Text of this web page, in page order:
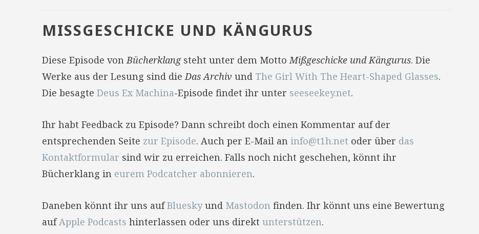
MISSGESCHICKE UND KÄNGURUS
Diese Episode vonBücherklangsteht unter dem MottoMißgeschicke und Kängurus. Die
Werke aus der Lesung sind dieDas Archiv und The Girl With The Heart-Shaped Glasses.
Die besagte Deus Ex Machina-Episode findet ihr unter seeseekey.net.
Ihr habt Feedback zu Episode? Dann schreibt doch einen Kommentar auf der
entsprechenden Seite zur Episode. Auch per E-Mail an info@t1h.net oder über das
Kontaktformular sind wir zu erreichen. Falls noch nicht geschehen, könnt ihr
Bücherklang in eurem Podcatcher abonnieren.
Daneben könnt ihr uns aufBlueskyund Mastodon finden. Ihr könnt uns eine Bewertung
aufApple Podcasts hinterlassen oder uns direkt unterstützen.